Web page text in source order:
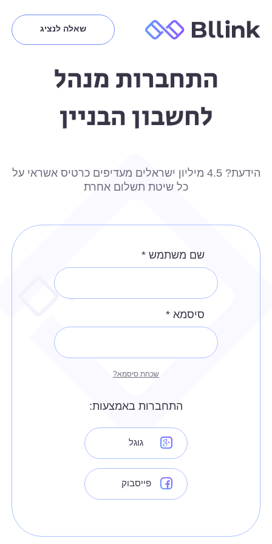
שאלה לנציג
התחברות מנהל
לחשבון הבניין
הידעת? 4.5 מיליון ישראלים מעדיפים כרטיס אשראי על
כל שיטת תשלום אחרת
שם משתמש *
סיסמא *
שכחת סיסמא?
התחברות באמצעות:
גוגל
פייסבוק